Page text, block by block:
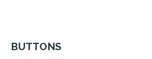
BUTTONS